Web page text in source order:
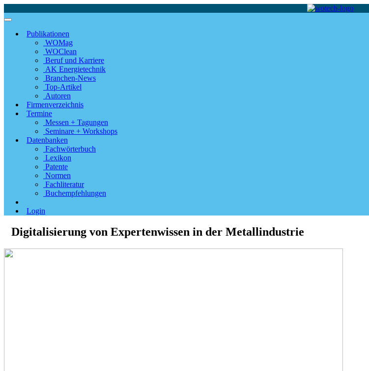
Publikationen
WOMag
WOClean
Beruf und Karriere
AK Energietechnik
Branchen-News
Top-Artikel
Autoren
Firmenverzeichnis
Termine
Messen + Tagungen
Seminare + Workshops
Datenbanken
Fachwörterbuch
Lexikon
Patente
Normen
Fachliteratur
Buchempfehlungen
Login
Digitalisierung von Expertenwissen in der Metallindustrie